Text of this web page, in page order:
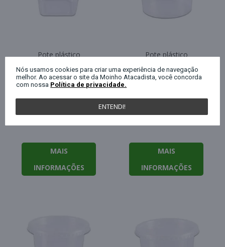
Pote plástico
para freezer e
microondas 250ml
com 20 unidades
Prafesta
MAIS
INFORMAÇÕES
Pote plástico
para freezer e
microondas 250ml
Prafesta
MAIS
INFORMAÇÕES
Nós usamos cookies para criar uma experiência de navegação
melhor. Ao acessar o site da Moinho Atacadista, você concorda
com nossa Política de privacidade.
ENTENDI!